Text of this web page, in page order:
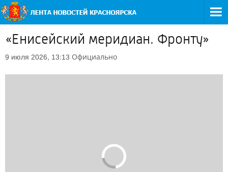
«Енисейский меридиан. Фронту»
9 июля 2026, 13:13 Официально